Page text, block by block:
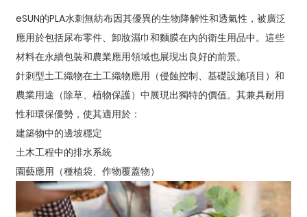
eSUN的PLA水刺無紡布因其優異的生物降解性和透氣性，被廣泛
應用於包括尿布零件、卸妝濕巾和麵膜在內的衛生用品中。這些
材料在永續包裝和農業應用領域也展現出良好的前景。
針刺型土工織物在土工織物應用（侵蝕控制、基礎設施項目）和
農業用途（除草、植物保護）中展現出獨特的價值。其兼具耐用
性和環保優勢，使其適用於：
建築物中的邊坡穩定
土木工程中的排水系統
園藝應用（種植袋、作物覆蓋物）